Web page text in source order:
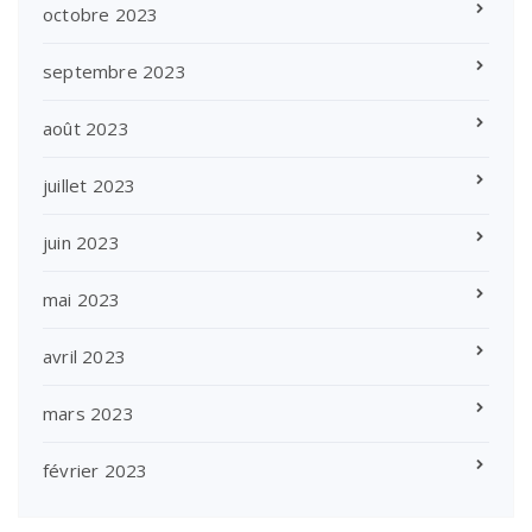
octobre 2023
septembre 2023
août 2023
juillet 2023
juin 2023
mai 2023
avril 2023
mars 2023
février 2023